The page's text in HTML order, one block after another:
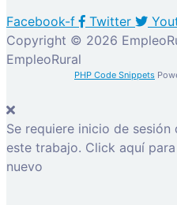
Facebook-f Twitter
Copyright © 2026
EmpleoRural
PHP Code Snippets
Se requiere inicio de
este trabajo. Click aquí para
nuevo